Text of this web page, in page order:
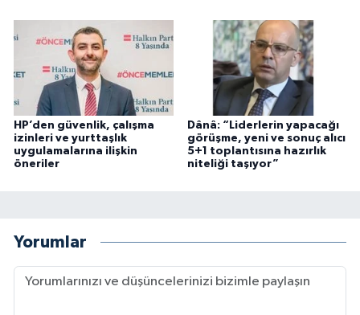
HP’den güvenlik, çalışma
izinleri ve yurttaşlık
uygulamalarına ilişkin
öneriler
Dânâ: “Liderlerin yapacağı
görüşme, yeni ve sonuç alıcı
5+1 toplantısına hazırlık
niteliği taşıyor”
Yorumlar